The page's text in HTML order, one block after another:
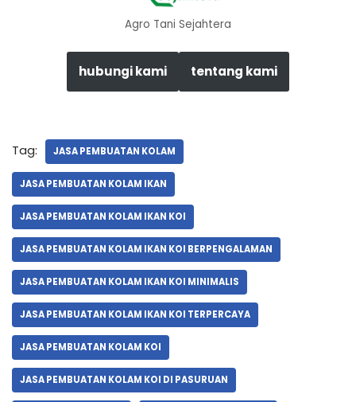
Agro Tani Sejahtera
hubungi kami tentang kami
Tag: JASA PEMBUATAN KOLAM
JASA PEMBUATAN KOLAM IKAN
JASA PEMBUATAN KOLAM IKAN KOI
JASA PEMBUATAN KOLAM IKAN KOI BERPENGALAMAN
JASA PEMBUATAN KOLAM IKAN KOI MINIMALIS
JASA PEMBUATAN KOLAM IKAN KOI TERPERCAYA
JASA PEMBUATAN KOLAM KOI
JASA PEMBUATAN KOLAM KOI DI PASURUAN